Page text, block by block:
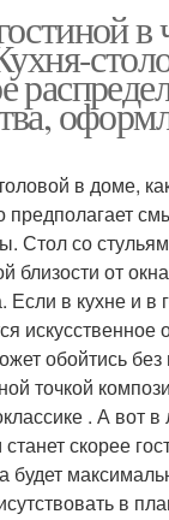
в
в доме,
предполагает
Стол со
близости от
Если в кухне и в
искусственное
обойтись
точкой
. А вот
скорее
будет
в